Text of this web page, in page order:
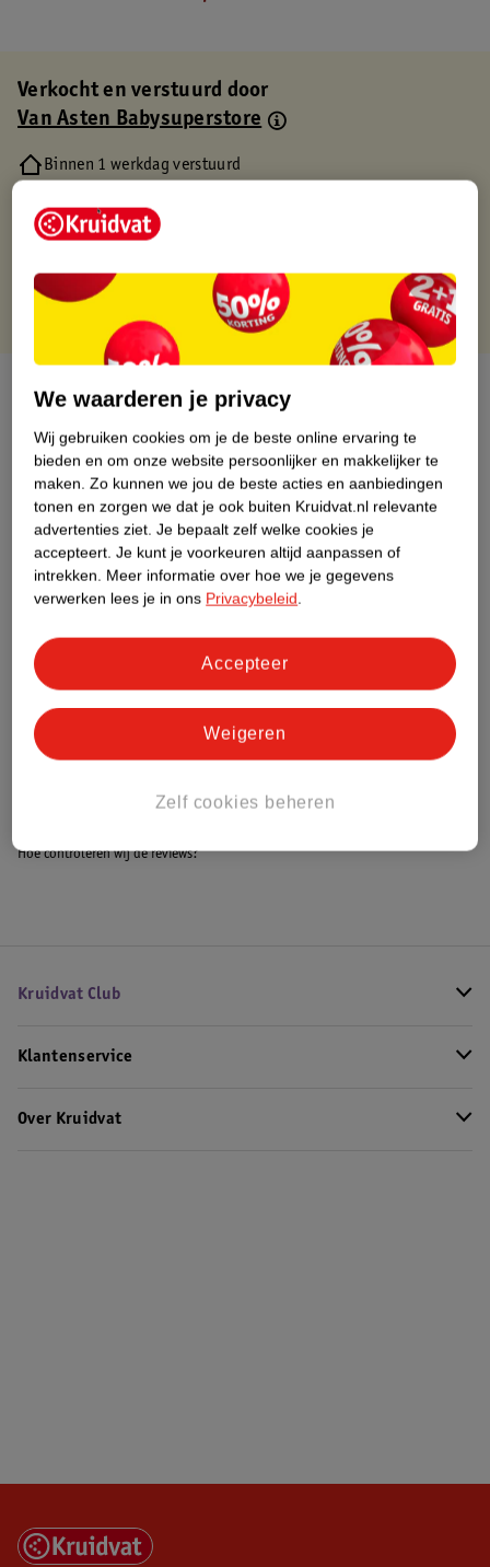
Verkocht en verstuurd door
Van Asten Babysuperstore
Binnen 1 werkdag verstuurd
Gratis retourneren via verkooppartner.
Gratis punten met je Kruidvat kaart
Over dit product
Productinformatie
Nature Impact Score
Dit product heeft (nog) geen Nature
Impact Score.
Meer informatie
Bestel & Bezorginformatie
Bekijk ook
Colorfull Collection Alle Babyboxen
Hoe controleren wij de reviews?
Kruidvat Club
Klantenservice
Over Kruidvat
We waarderen je privacy
Wij gebruiken cookies om je de beste online ervaring te
bieden en om onze website persoonlijker en makkelijker te
maken. Zo kunnen we jou de beste acties en aanbiedingen
tonen en zorgen we dat je ook buiten Kruidvat.nl relevante
advertenties ziet. Je bepaalt zelf welke cookies je
accepteert. Je kunt je voorkeuren altijd aanpassen of
intrekken. Meer informatie over hoe we je gegevens
verwerken lees je in ons Privacybeleid.
Zelf cookies beheren
Weigeren
Accepteer